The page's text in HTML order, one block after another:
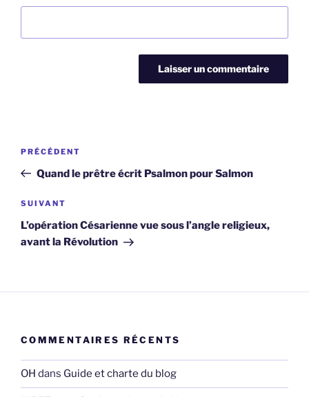
Navigation
l’article
Article
précédent
PRÉCÉDENT
Quand le prêtre écrit Psalmon pour Salmon
Article
suivant
SUIVANT
L’opération Césarienne vue sous l’angle religieux,
avant la Révolution
COMMENTAIRES RÉCENTS
OH dans Guide et charte du blog